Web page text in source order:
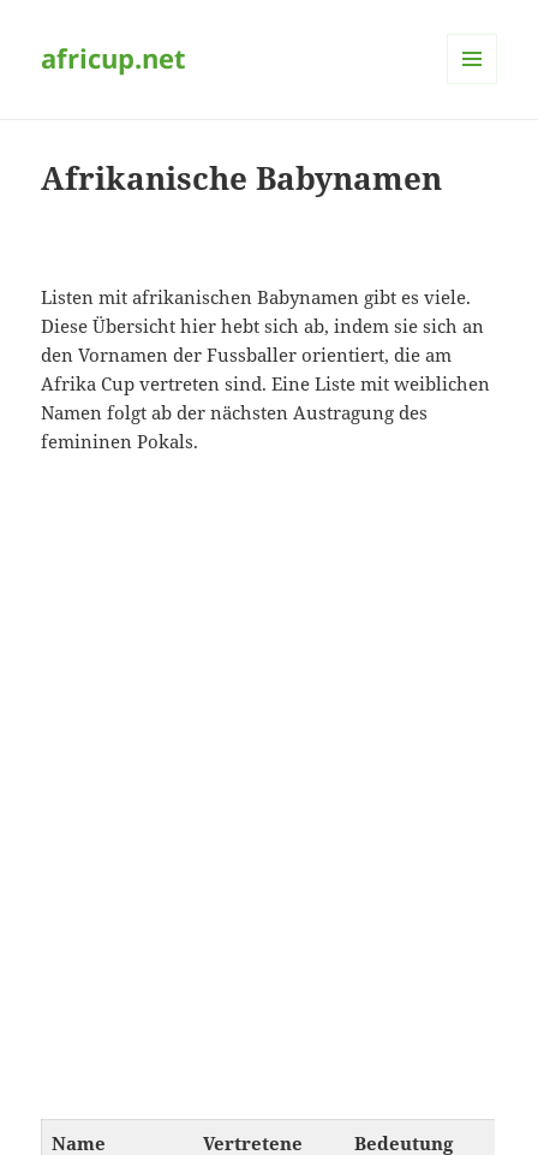
africup.net
Afrikanische Babynamen
Listen mit afrikanischen Babynamen gibt es viele.
Diese Übersicht hier hebt sich ab, indem sie sich an
den Vornamen der Fussballer orientiert, die am
Afrika Cup vertreten sind. Eine Liste mit weiblichen
Namen folgt ab der nächsten Austragung des
femininen Pokals.
Name
Vertretene
Bedeutung